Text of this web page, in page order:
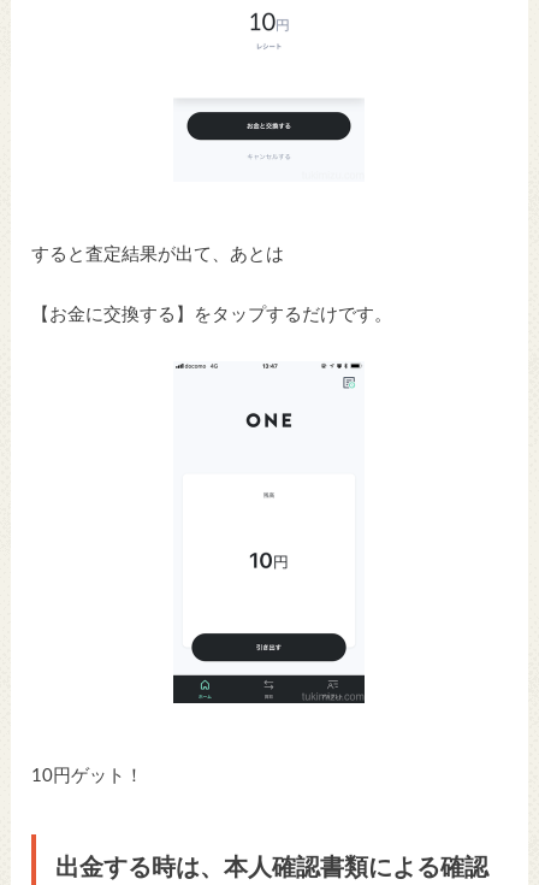
すると査定結果が出て、あとは
【お金に交換する】をタップするだけです。
10円ゲット！
出金する時は、本人確認書類による確認